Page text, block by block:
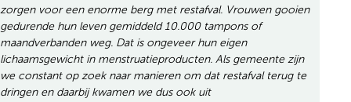
zorgen voor een enorme berg met restafval. Vrouwen gooien
gedurende hun leven gemiddeld 10.000 tampons of
maandverbanden weg. Dat is ongeveer hun eigen
lichaamsgewicht in menstruatieproducten. Als gemeente zijn
we constant op zoek naar manieren om dat restafval terug te
dringen en daarbij kwamen we dus ook uit